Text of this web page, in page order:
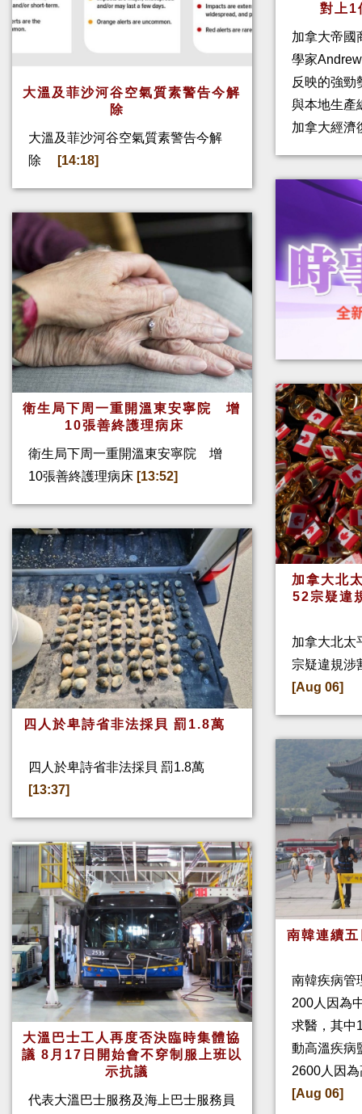
大溫及菲沙河谷空氣質素警告今解
除
大溫及菲沙河谷空氣質素警告今解
除
[14:18]
衛生局下周一重開溫東安寧院 增
10張善終護理病床
衛生局下周一重開溫東安寧院 增
10張善終護理病床 [13:52]
四人於卑詩省非法採貝 罰1.8萬
四人於卑詩省非法採貝 罰1.8萬
[13:37]
大溫巴士工人再度否決臨時集體協
議 8月17日開始會不穿制服上班以
示抗議
代表大溫巴士服務及海上巴士服務員
對上
加拿大帝國
學家
反映的強勁
與本地生產
加拿大經濟
加拿大北
52宗疑違
加拿大北太
宗疑違規涉
[Aug 06]
南韓連續
南韓疾病管
200人因為
求醫，其中
動高溫疾病
2600人因
[Aug 06]